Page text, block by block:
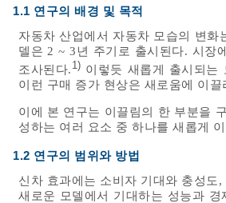
1.1 연구의 배경 및 목적
자동차 산업에서 자동차 모습의 변
델은 2 ~ 3년 주기로 출시된다. 시장
조사된다. 1) 이렇듯 새롭게 출시되는
이런 구매 증가 현상은 새로움에 이
이에 본 연구는 이끌림의 한 부분을
성하는 여러 요소 중 하나를 새롭게
1.2 연구의 범위와 방법
신차 효과에는 소비자 기대와 충성
새로운 모델에서 기대하는 성능과